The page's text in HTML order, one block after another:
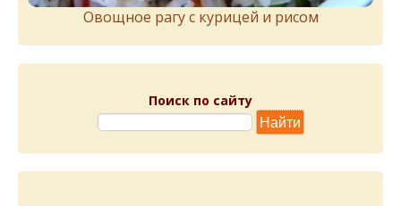
Овощное рагу с курицей и рисом
Поиск по сайту